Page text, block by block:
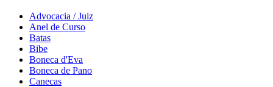
Advocacia / Juiz
Anel de Curso
Batas
Bibe
Boneca d'Eva
Boneca de Pano
Canecas